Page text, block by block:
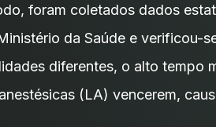
foram coletados dados
da Saúde e verificou-
diferentes, o alto tempo
(LA) vencerem,